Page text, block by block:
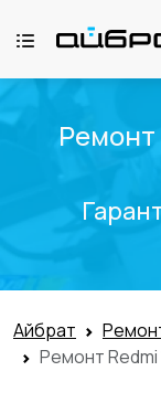
Ремонт
Айбрат
Ремонт Redmi